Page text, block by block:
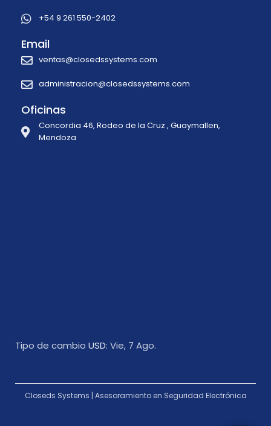
+54 9 261 550-2402
Email
ventas@closedssystems.com
administracion@closedssystems.com
Oficinas
Concordia 46, Rodeo de la Cruz , Guaymallen,
Mendoza
Tipo de cambio USD: Vie, 7 Ago.
Closeds Systems | Asesoramiento en Seguridad Electrónica